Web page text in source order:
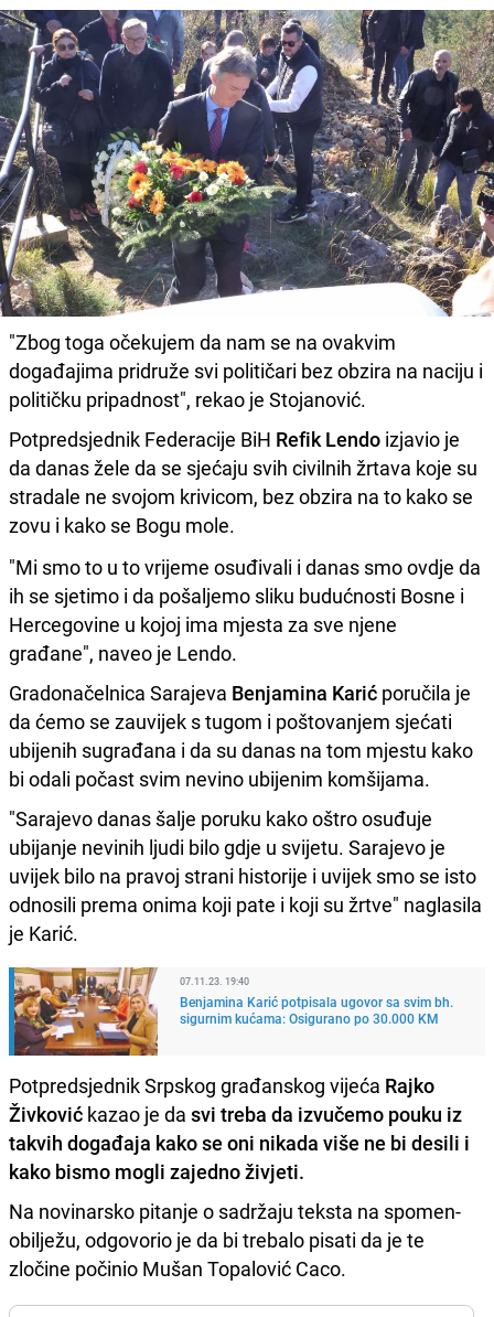
"Zbog toga očekujem da nam se na ovakvim
događajima pridruže svi političari bez obzira na naciju i
političku pripadnost", rekao je Stojanović.
Potpredsjednik Federacije BiH Refik Lendo izjavio je
da danas žele da se sjećaju svih civilnih žrtava koje su
stradale ne svojom krivicom, bez obzira na to kako se
zovu i kako se Bogu mole.
"Mi smo to u to vrijeme osuđivali i danas smo ovdje da
ih se sjetimo i da pošaljemo sliku budućnosti Bosne i
Hercegovine u kojoj ima mjesta za sve njene
građane", naveo je Lendo.
Gradonačelnica Sarajeva Benjamina Karić poručila je
da ćemo se zauvijek s tugom i poštovanjem sjećati
ubijenih sugrađana i da su danas na tom mjestu kako
bi odali počast svim nevino ubijenim komšijama.
"Sarajevo danas šalje poruku kako oštro osuđuje
ubijanje nevinih ljudi bilo gdje u svijetu. Sarajevo je
uvijek bilo na pravoj strani historije i uvijek smo se isto
odnosili prema onima koji pate i koji su žrtve" naglasila
je Karić.
07.11.23. 19:40
Benjamina Karić potpisala ugovor sa svim bh.
sigurnim kućama: Osigurano po 30.000 KM
Potpredsjednik Srpskog građanskog vijeća Rajko
Živković kazao je da svi treba da izvučemo pouku iz
takvih događaja kako se oni nikada više ne bi desili i
kako bismo mogli zajedno živjeti.
Na novinarsko pitanje o sadržaju teksta na spomen-
obilježu, odgovorio je da bi trebalo pisati da je te
zločine počinio Mušan Topalović Caco.